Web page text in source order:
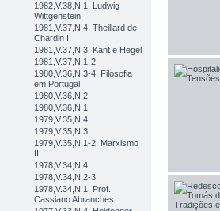
1982,V.38,N.1, Ludwig
Wittgenstein
1981,V.37,N.4, Theillard de
Chardin II
1981,V.37,N.3, Kant e Hegel
1981,V.37,N.1-2
1980,V.36,N.3-4, Filosofia
em Portugal
1980,V.36,N.2
1980,V.36,N.1
1979,V.35,N.4
1979,V.35,N.3
1979,V.35,N.1-2, Marxismo
II
1978,V.34,N.4
1978,V.34,N.2-3
1978,V.34,N.1, Prof.
Cassiano Abranches